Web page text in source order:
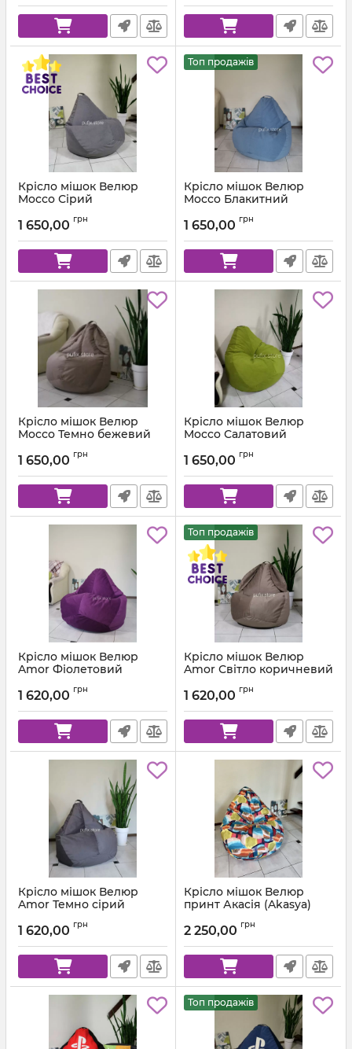
Крісло мішок Велюр
Mocco Сірий
1 650,00 грн
Топ продажів
Крісло мішок Велюр
Mocco Блакитний
1 650,00 грн
Крісло мішок Велюр
Mocco Темно бежевий
1 650,00 грн
Крісло мішок Велюр
Mocco Салатовий
1 650,00 грн
Крісло мішок Велюр
Amor Фіолетовий
1 620,00 грн
Топ продажів
Крісло мішок Велюр
Amor Світло коричневий
1 620,00 грн
Крісло мішок Велюр
Amor Темно сірий
1 620,00 грн
Крісло мішок Велюр
принт Акасія (Akasya)
2 250,00 грн
Топ продажів